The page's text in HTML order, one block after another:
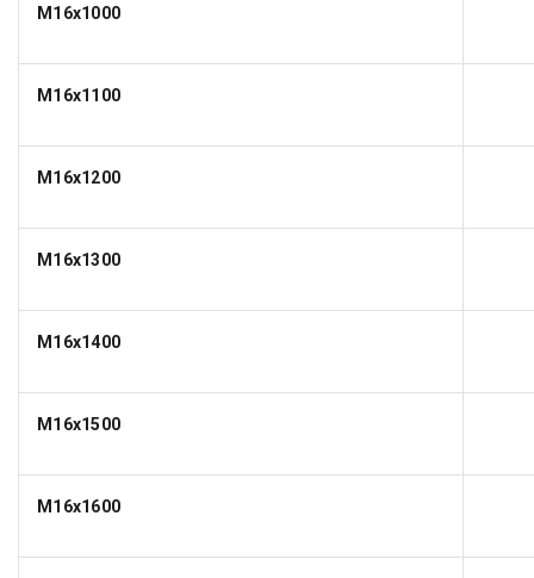
M16x1000
M16x1100
M16x1200
M16x1300
M16x1400
M16x1500
M16x1600